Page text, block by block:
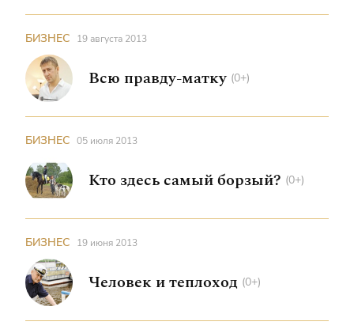
БИЗНЕС 19 августа 2013
Всю правду-матку (0+)
БИЗНЕС 05 июля 2013
Кто здесь самый борзый? (0+)
БИЗНЕС 19 июня 2013
Человек и теплоход (0+)